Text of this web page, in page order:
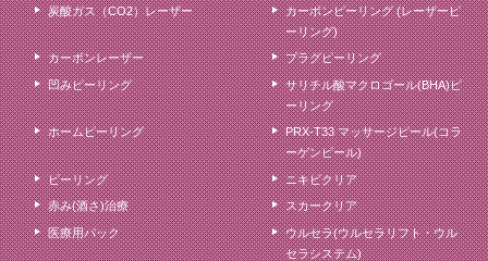
炭酸ガス（CO2）レーザー
カーボンピーリング (レーザーピ
ーリング)
カーボンレーザー プラグピーリング
凹みピーリング
サリチル酸マクロゴール(BHA)ピ
ーリング
ホームピーリング
PRX-T33 マッサージピール(コラ
ーゲンピール)
ピーリング ニキビクリア
赤み(酒さ)治療 スカークリア
医療用パック
ウルセラ(ウルセラリフト・ウル
セラシステム)